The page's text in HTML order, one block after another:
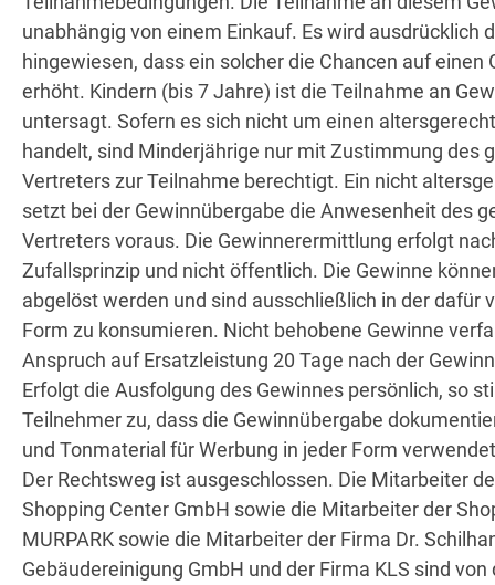
unabhängig von einem Einkauf. Es wird ausdrücklich
hingewiesen, dass ein solcher die Chancen auf einen
erhöht. Kindern (bis 7 Jahre) ist die Teilnahme an
untersagt. Sofern es sich nicht um einen
handelt, sind Minderjährige nur mit Zustimmung des
Vertreters zur Teilnahme berechtigt. Ein nicht
setzt bei der Gewinnübergabe die Anwesenheit des
Vertreters voraus. Die Gewinnerermittlung erfolgt
Zufallsprinzip und nicht öffentlich. Die Gewinne
abgelöst werden und sind ausschließlich in der dafür
Form zu konsumieren. Nicht behobene Gewinne
Anspruch auf Ersatzleistung 20 Tage nach der
Erfolgt die Ausfolgung des Gewinnes persönlich, so
Teilnehmer zu, dass die Gewinnübergabe
und Tonmaterial für Werbung in jeder Form
Der Rechtsweg ist ausgeschlossen. Die Mitarbeiter
Shopping Center GmbH sowie die Mitarbeiter der
MURPARK sowie die Mitarbeiter der Firma Dr.
Gebäudereinigung GmbH und der Firma KLS sind